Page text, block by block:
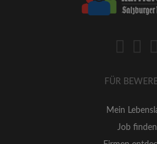
FÜR
Mein
Job finden